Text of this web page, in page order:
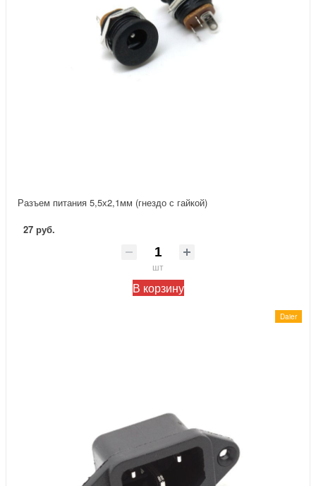
Разъем питания 5,5х2,1мм (гнездо с гайкой)
27 руб.
шт
В корзину
Daier